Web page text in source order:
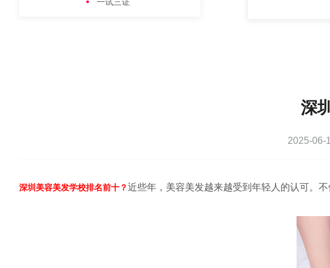
深
2025-06-
深圳美容美发学校排名前十？近些年，美容美发越来越受到年轻人的认可。